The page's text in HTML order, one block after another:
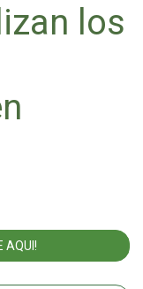
los
AQUI!